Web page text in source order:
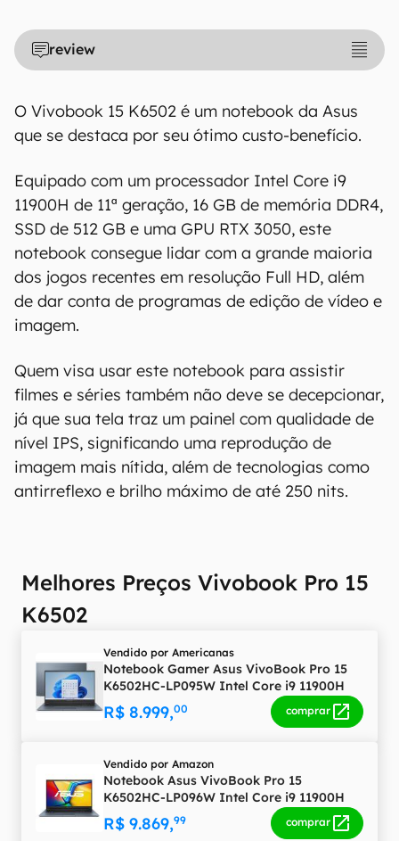
review
O Vivobook 15 K6502 é um notebook da Asus
que se destaca por seu ótimo custo-benefício.
Equipado com um processador Intel Core i9
11900H de 11ª geração, 16 GB de memória DDR4,
SSD de 512 GB e uma GPU RTX 3050, este
notebook consegue lidar com a grande maioria
dos jogos recentes em resolução Full HD, além
de dar conta de programas de edição de vídeo e
imagem.
Quem visa usar este notebook para assistir
filmes e séries também não deve se decepcionar,
já que sua tela traz um painel com qualidade de
nível IPS, significando uma reprodução de
imagem mais nítida, além de tecnologias como
antirreflexo e brilho máximo de até 250 nits.
Melhores Preços Vivobook Pro 15
K6502
Vendido por Americanas
Notebook Gamer Asus VivoBook Pro 15
K6502HC-LP095W Intel Core i9 11900H
15,6" 16GB SSD 512 GB Windows 11
GeForce RTX 3050
R$ 8.999,00 comprar
Vendido por Amazon
Notebook Asus VivoBook Pro 15
K6502HC-LP096W Intel Core i9 11900H
15,6" 16GB SSD 1 TB Windows 11 GeForce
RTX 3050
R$ 9.869,99 comprar
O Canaltech mantém esforço constante para
encontrar e manter atualizadas as
informações presentes em nossas fichas
técnicas, porém tenha em mente que
especificações e recursos podem variar entre
regiões e países. Portanto, recomendamos
que você visite o site oficial do fabricante ou
operadora que comercializa o produto para
confirmar suas características detalhadas e
regionais.
Aviso legal: O Canaltech não se responsabiliza
por quaisquer erros ou omissões, ou mesmo
os resultados obtidos com o uso dessas
informações. As informações são fornecidas
informações.